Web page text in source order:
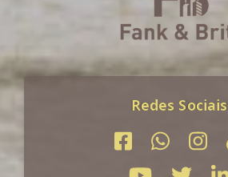
Redes Sociais